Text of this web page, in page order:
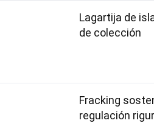
Lagartija de
de colección
Fracking
regulación